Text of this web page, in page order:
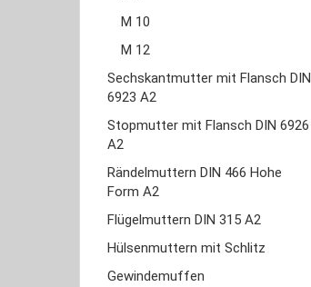
M 10
M 12
Sechskantmutter mit Flansch DIN
6923 A2
Stopmutter mit Flansch DIN 6926
A2
Rändelmuttern DIN 466 Hohe
Form A2
Flügelmuttern DIN 315 A2
Hülsenmuttern mit Schlitz
Gewindemuffen